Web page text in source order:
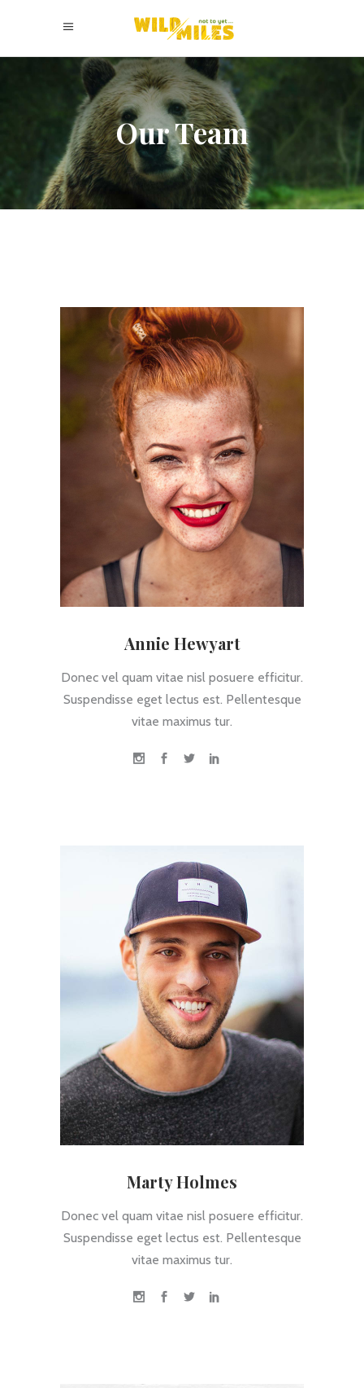
Our Team
Annie Hewyart
Donec vel quam vitae nisl posuere efficitur.
Suspendisse eget lectus est. Pellentesque
vitae maximus tur.
Marty Holmes
Donec vel quam vitae nisl posuere efficitur.
Suspendisse eget lectus est. Pellentesque
vitae maximus tur.